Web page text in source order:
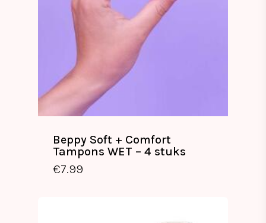
Beppy Soft + Comfort
Tampons WET – 4 stuks
€7.99
€ 7.99